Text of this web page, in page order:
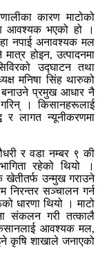
कारण माटोको
आवश्यक भएको हो ।
नपाई अनावश्यक मल
होइन, उत्पादनमा
उद्घाटन तथा
मनिषा सिंह थारुको
बनाउने प्रमुख आधार नै
। किसानहरूलाई
र लागत न्यूनीकरणमा
र वडा नम्बर ९ की
रहेको थियो ।
खेतीतर्फ उन्मुख गराउने
निरन्तर सञ्चालन गर्न
धारणा थियो । माटो
संकलन गरी तत्कालै
आवश्यक मल,
कृषि शाखाले जनाएको